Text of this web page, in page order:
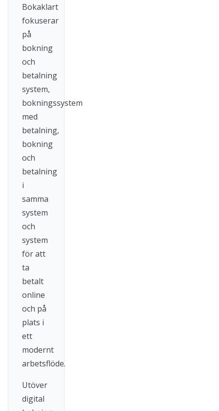
Bokaklart
fokuserar
på
bokning
och
betalning
system,
bokningssystem
med
betalning,
bokning
och
betalning
i
samma
system
och
system
för att
ta
betalt
online
och på
plats i
ett
modernt
arbetsflöde.
Utöver
digital